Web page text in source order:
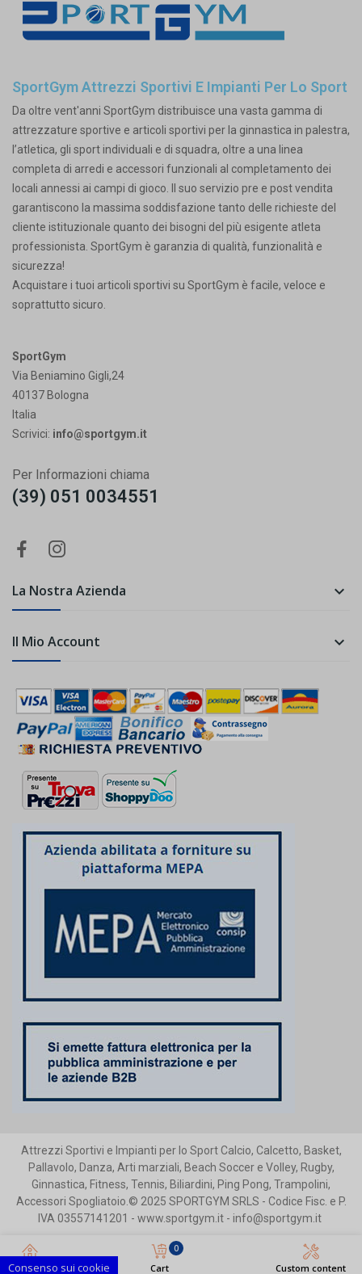
Home
0
Cart Custom content
SportGym Attrezzi Sportivi E Impianti Per Lo Sport
Da oltre vent'anni SportGym distribuisce una vasta gamma di
attrezzature sportive e articoli sportivi per la ginnastica in palestra,
l’atletica, gli sport individuali e di squadra, oltre a una linea
completa di arredi e accessori funzionali al completamento dei
locali annessi ai campi di gioco. Il suo servizio pre e post vendita
garantiscono la massima soddisfazione tanto delle richieste del
cliente istituzionale quanto dei bisogni del più esigente atleta
professionista. SportGym è garanzia di qualità, funzionalità e
sicurezza!
Acquistare i tuoi articoli sportivi su SportGym è facile, veloce e
soprattutto sicuro.
SportGym
Via Beniamino Gigli,24
40137 Bologna
Italia
Scrivici: info@sportgym.it
Per Informazioni chiama
(39) 051 0034551
La Nostra Azienda 
Il Mio Account 
Attrezzi Sportivi e Impianti per lo Sport Calcio, Calcetto, Basket,
Pallavolo, Danza, Arti marziali, Beach Soccer e Volley, Rugby,
Ginnastica, Fitness, Tennis, Biliardini, Ping Pong, Trampolini,
Accessori Spogliatoio.© 2025 SPORTGYM SRLS - Codice Fisc. e P.
IVA 03557141201 - www.sportgym.it - info@sportgym.it
Consenso sui cookie